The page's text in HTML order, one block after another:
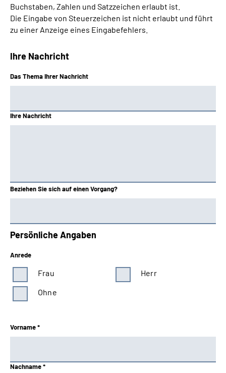
Buchstaben, Zahlen und Satzzeichen erlaubt ist.
Die Eingabe von Steuerzeichen ist nicht erlaubt und führt
zu einer Anzeige eines Eingabefehlers.
Ihre Nachricht
Das Thema Ihrer Nachricht
Ihre Nachricht
Beziehen Sie sich auf einen Vorgang?
Persönliche Angaben
Anrede
Frau
Herr
Ohne
Vorname *
Nachname *